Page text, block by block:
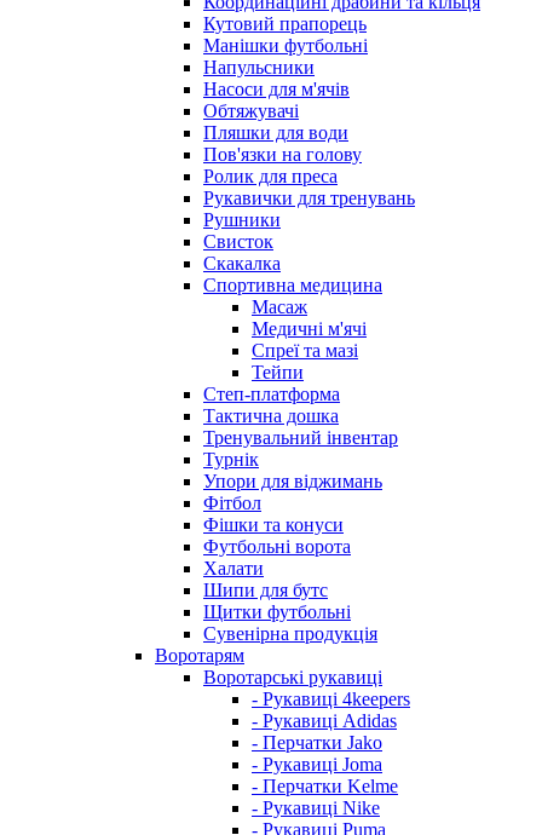
Кутовий прапорець
Манішки футбольні
Напульсники
Насоси для м'ячів
Обтяжувачі
Пляшки для води
Пов'язки на голову
Ролик для преса
Рукавички для тренувань
Рушники
Свисток
Скакалка
Спортивна медицина
Масаж
Медичні м'ячі
Спреї та мазі
Тейпи
Степ-платформа
Тактична дошка
Тренувальний інвентар
Турнік
Упори для віджимань
Фітбол
Фішки та конуси
Футбольні ворота
Халати
Шипи для бутс
Щитки футбольні
Сувенірна продукція
Воротарям
Воротарські рукавиці
- Рукавиці 4keepers
- Рукавиці Adidas
- Перчатки Jako
- Рукавиці Joma
- Перчатки Kelme
- Рукавиці Nike
- Рукавиці Puma